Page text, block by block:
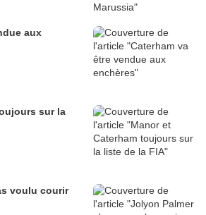
aux
sur la
voulu courir